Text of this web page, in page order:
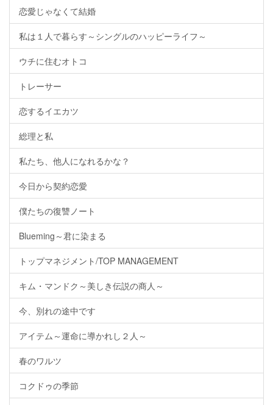
恋愛じゃなくて結婚
私は１人で暮らす～シングルのハッピーライフ～
ウチに住むオトコ
トレーサー
恋するイエカツ
総理と私
私たち、他人になれるかな？
今日から契約恋愛
僕たちの復讐ノート
Blueming～君に染まる
トップマネジメント/TOP MANAGEMENT
キム・マンドク～美しき伝説の商人～
今、別れの途中です
アイテム～運命に導かれし２人～
春のワルツ
コクドゥの季節